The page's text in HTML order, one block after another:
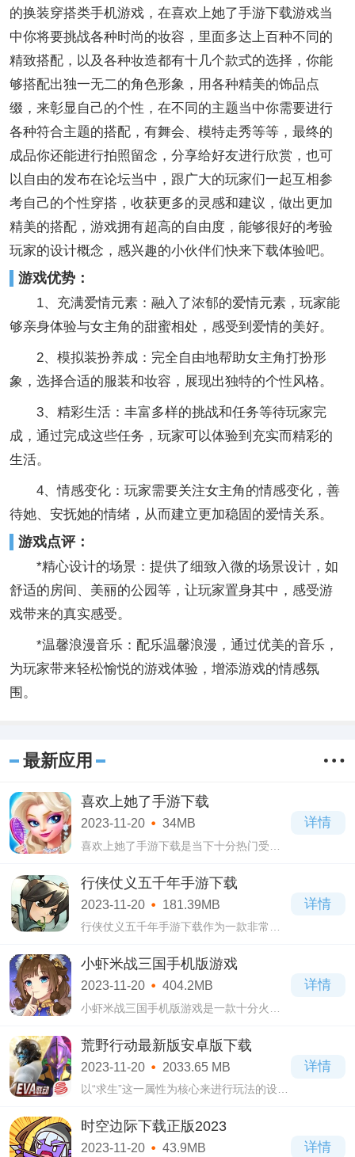
的换装穿搭类手机游戏，在喜欢上她了手游下载游戏当
中你将要挑战各种时尚的妆容，里面多达上百种不同的
精致搭配，以及各种妆造都有十几个款式的选择，你能
够搭配出独一无二的角色形象，用各种精美的饰品点
缀，来彰显自己的个性，在不同的主题当中你需要进行
各种符合主题的搭配，有舞会、模特走秀等等，最终的
成品你还能进行拍照留念，分享给好友进行欣赏，也可
以自由的发布在论坛当中，跟广大的玩家们一起互相参
考自己的个性穿搭，收获更多的灵感和建议，做出更加
精美的搭配，游戏拥有超高的自由度，能够很好的考验
玩家的设计概念，感兴趣的小伙伴们快来下载体验吧。
游戏优势：
1、充满爱情元素：融入了浓郁的爱情元素，玩家能
够亲身体验与女主角的甜蜜相处，感受到爱情的美好。
2、模拟装扮养成：完全自由地帮助女主角打扮形
象，选择合适的服装和妆容，展现出独特的个性风格。
3、精彩生活：丰富多样的挑战和任务等待玩家完
成，通过完成这些任务，玩家可以体验到充实而精彩的
生活。
4、情感变化：玩家需要关注女主角的情感变化，善
待她、安抚她的情绪，从而建立更加稳固的爱情关系。
游戏点评：
*精心设计的场景：提供了细致入微的场景设计，如
舒适的房间、美丽的公园等，让玩家置身其中，感受游
戏带来的真实感受。
*温馨浪漫音乐：配乐温馨浪漫，通过优美的音乐，
为玩家带来轻松愉悦的游戏体验，增添游戏的情感氛
围。
最新应用
喜欢上她了手游下载
2023-11-20 34MB
喜欢上她了手游下载是当下十分热门受到
上她了手游下载游戏当中你将要挑战各种
时尚的妆容，里面多达上百种不同的精致
搭配，
详情
行侠仗义五千年手游下载
2023-11-20 181.39MB
行侠仗义五千年手游下载作为一款非常好
画风进行对整个游戏进行塑造和描写等，
游戏里面主要的玩法是通过武侠割草类的
游戏.
详情
小虾米战三国手机版游戏
2023-11-20 404.2MB
小虾米战三国手机版游戏是一款十分火爆
三国元素，同时还加入了其他的玩法，带
给玩家全新的体验，增加游戏的可玩性和
趣味性
详情
荒野行动最新版安卓版下载
2023-11-20 2033.65 MB
以“求生”这一属性为核心来进行玩法的设计
下载，既考验玩家的个人实力，也考验玩
家与玩家之间的团队协作能力的一款游
戏，
详情
时空边际下载正版2023
2023-11-20 43.9MB 详情